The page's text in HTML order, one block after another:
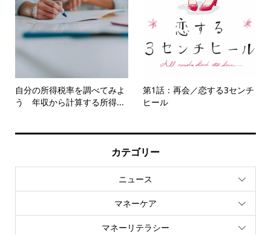
自分の所得税率を調べてみよ
う 年収から計算する所得...
第1話：再会／恋する3センチ
ヒール
カテゴリー
ニュース
マネーケア
マネーリテラシー